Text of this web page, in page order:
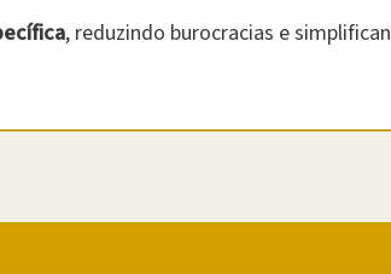
, reduzindo burocracias e